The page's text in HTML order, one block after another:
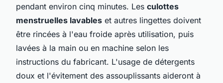
pendant environ cinq minutes. Les culottes
menstruelles lavables et autres lingettes doivent
être rincées à l'eau froide après utilisation, puis
lavées à la main ou en machine selon les
instructions du fabricant. L'usage de détergents
doux et l'évitement des assouplissants aideront à